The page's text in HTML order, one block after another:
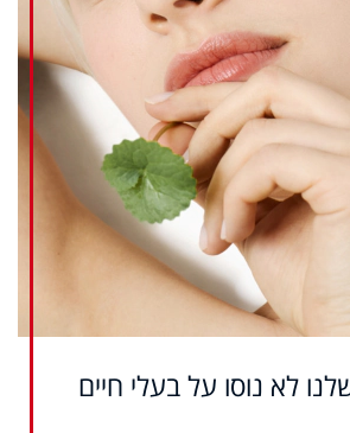
לא נוסו על בעלי חיים